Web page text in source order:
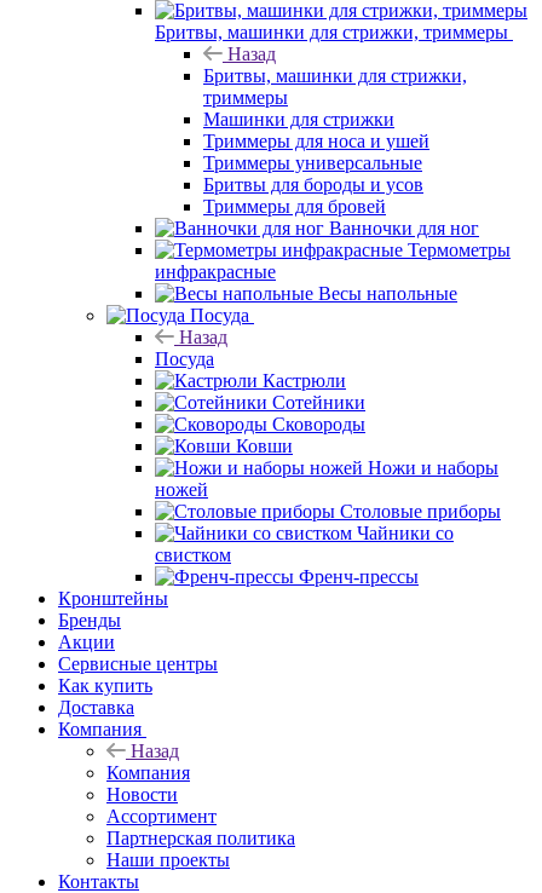
Бритвы, машинки для стрижки, триммеры
Назад
Бритвы, машинки для стрижки,
триммеры
Машинки для стрижки
Триммеры для носа и ушей
Триммеры универсальные
Бритвы для бороды и усов
Триммеры для бровей
Ванночки для ног
Термометры
инфракрасные
Весы напольные
Посуда
Назад
Посуда
Кастрюли
Сотейники
Сковороды
Ковши
Ножи и наборы
ножей
Столовые приборы
Чайники со
свистком
Френч-прессы
Кронштейны
Бренды
Акции
Сервисные центры
Как купить
Доставка
Компания
Назад
Компания
Новости
Ассортимент
Партнерская политика
Наши проекты
Контакты